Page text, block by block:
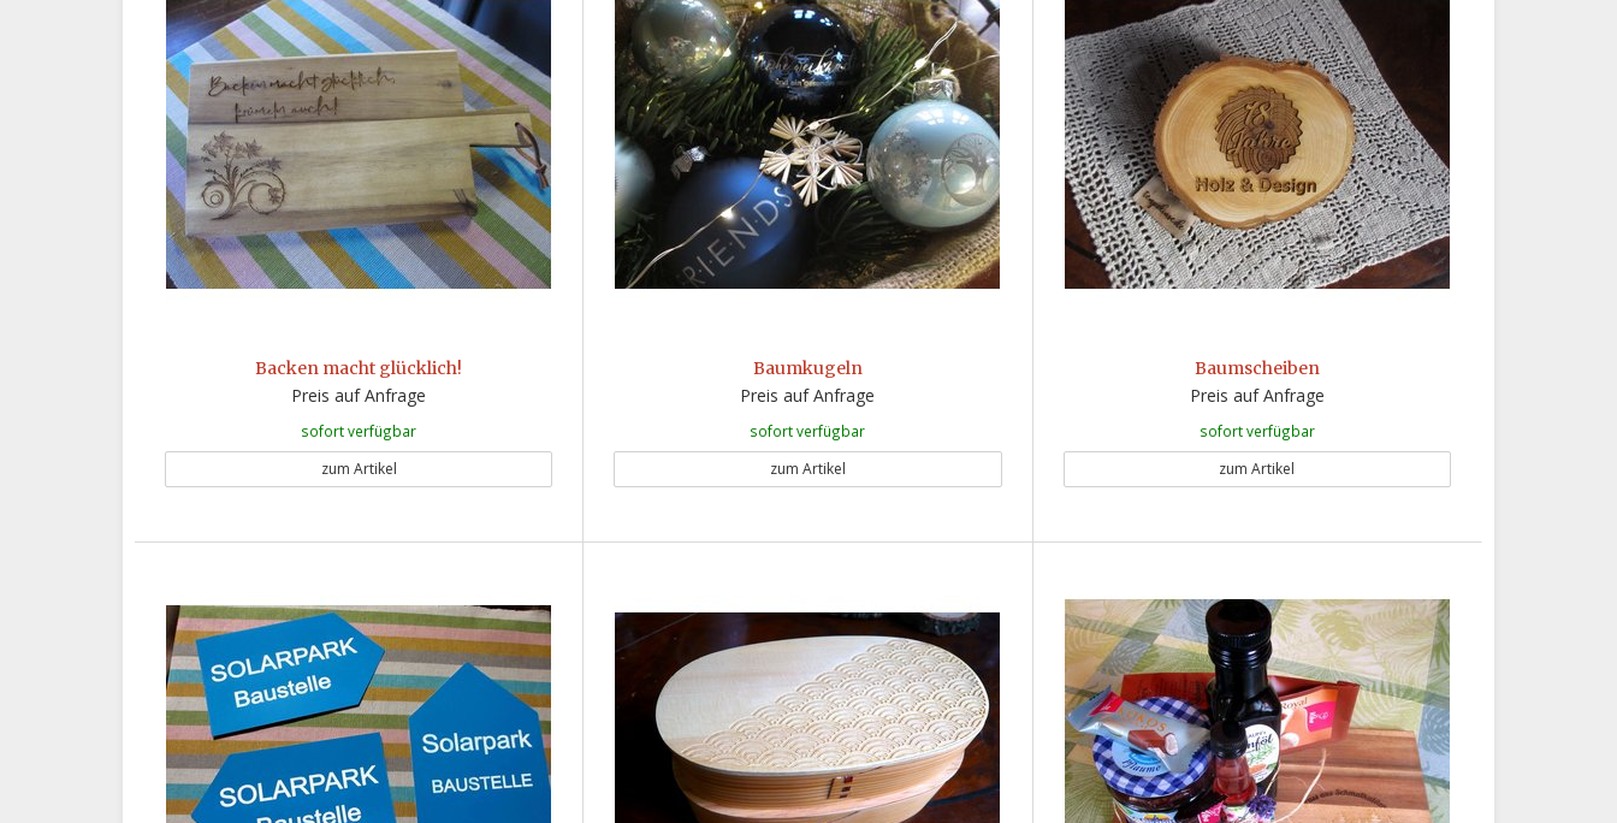
Backen macht glücklich!
Preis auf Anfrage
sofort verfügbar
zum Artikel
Baumkugeln
Preis auf Anfrage
sofort verfügbar
zum Artikel
Baumscheiben
Preis auf Anfrage
sofort verfügbar
zum Artikel